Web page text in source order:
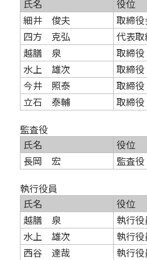
氏名
役位
細井 俊夫
取締役
四方 克弘
代表
越膳 泉
取締
水上 雄次
取締
今井 照泰
取締
立石 泰輔
取締役
監査役
氏名
役位
長岡 宏
監査役
執行役員
氏名
役位
越膳 泉
執行
水上 雄次
執行役
西谷 達哉
執行役